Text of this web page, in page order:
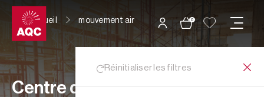
Panneau de gestion des cookies
0
Accueil mouvement air
Réinitialiser les filtres
Centre de ressources